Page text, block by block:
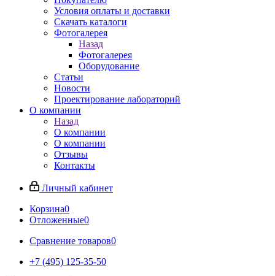
Условия оплаты и доставки
Скачать каталоги
Фотогалерея
Назад
Фотогалерея
Оборудование
Статьи
Новости
Проектирование лабораторий
О компании
Назад
О компании
О компании
Отзывы
Контакты
Личный кабинет
Корзина0
Отложенные0
Сравнение товаров0
+7 (495) 125-35-50